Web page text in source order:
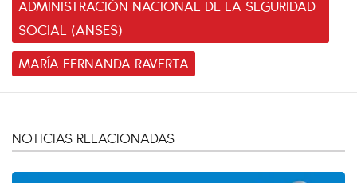
ADMINISTRACIÓN NACIONAL DE LA SEGURIDAD
SOCIAL (ANSES)
MARÍA FERNANDA RAVERTA
NOTICIAS RELACIONADAS